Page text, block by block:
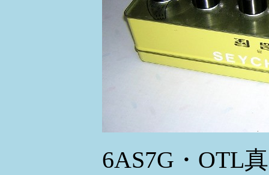
6AS7G・OTL